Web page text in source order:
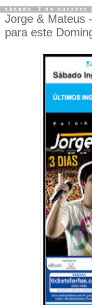
sábado, 1 de outubro
Jorge & Mateus